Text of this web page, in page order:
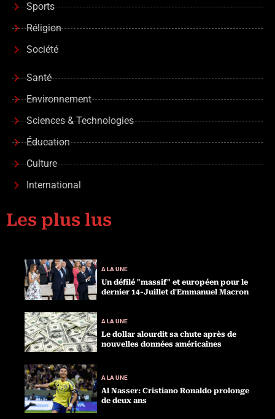
Sports
Réligion
Société
Santé
Environnement
Sciences & Technologies
Éducation
Culture
International
Les plus lus
A LA UNE
Un défilé "massif" et européen pour le
dernier 14-Juillet d'Emmanuel Macron
A LA UNE
Le dollar alourdit sa chute après de
nouvelles données américaines
A LA UNE
Al Nasser: Cristiano Ronaldo prolonge
de deux ans